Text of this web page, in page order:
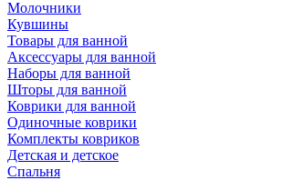
Молочники
Кувшины
Товары для ванной
Аксессуары для ванной
Наборы для ванной
Шторы для ванной
Коврики для ванной
Одиночные коврики
Комплекты ковриков
Детская и детское
Спальня